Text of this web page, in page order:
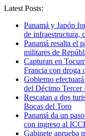
Latest Posts:
Panamá y Japón
de infraestructura,
Panamá resalta el
militares de
Capturan en
Francia con droga
Gobierno
del Décimo Tercer
Rescatan a dos
Bocas del Toro
Panamá da un
con ingreso al
Gabinete aprueba